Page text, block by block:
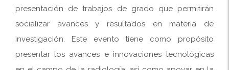
presentación de trabajos de grado que permitirán
socializar avances y resultados en materia de
investigación. Este evento tiene como propósito
presentar los avances e innovaciones tecnológicas